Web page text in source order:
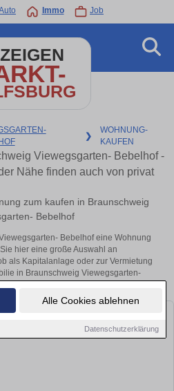
Alle Cookies ablehnen
Datenschutzerklärung
Immo Job
❯
WOHNUNG-
KAUFEN
Viewegsgarten- Bebelhof -
Nähe finden auch von privat
zum kaufen in Braunschweig
Bebelhof
Bebelhof eine Wohnung
hier eine große Auswahl an
als Kapitalanlage oder zur Vermietung
in Braunschweig Viewegsgarten-